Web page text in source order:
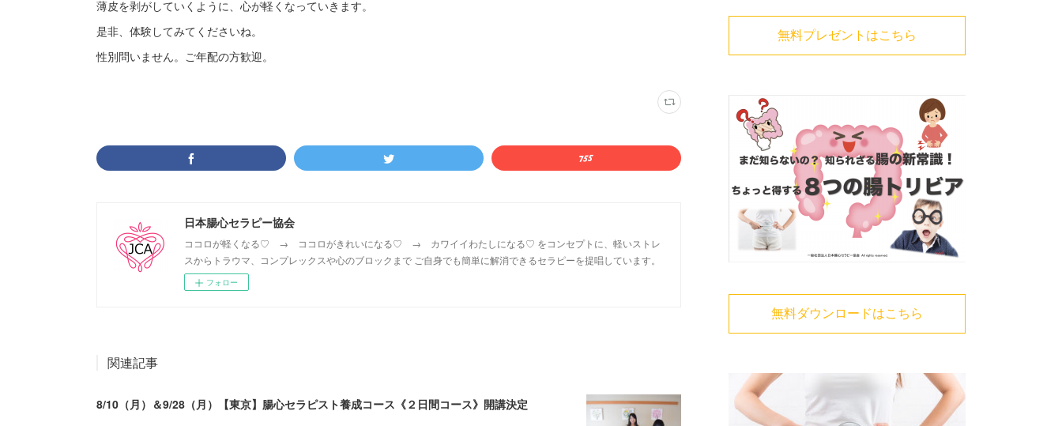
薄皮を剥がしていくように、心が軽くなっていきます。
是非、体験してみてくださいね。
性別問いません。ご年配の方歓迎。
日本腸心セラピー協会
ココロが軽くなる♡ → ココロがきれいになる♡ → カワイイわたしになる♡ をコンセプトに、軽いストレ
スからトラウマ、コンプレックスや心のブロックまで ご自身でも簡単に解消できるセラピーを提唱しています。
フォロー
関連記事
8/10（月）＆9/28（月）【東京】腸心セラピスト養成コース《２日間コース》開講決定
無料プレゼントはこちら
無料ダウンロードはこちら